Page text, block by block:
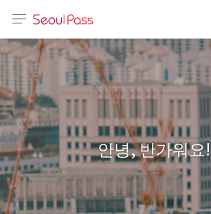
体)
文 (台灣)
안녕, 반가워요!